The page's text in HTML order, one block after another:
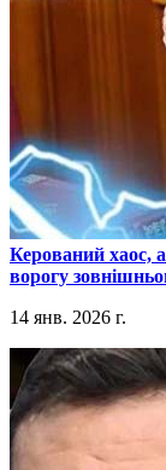
​Керований хаос,
ворогу
14 янв. 2026 г.